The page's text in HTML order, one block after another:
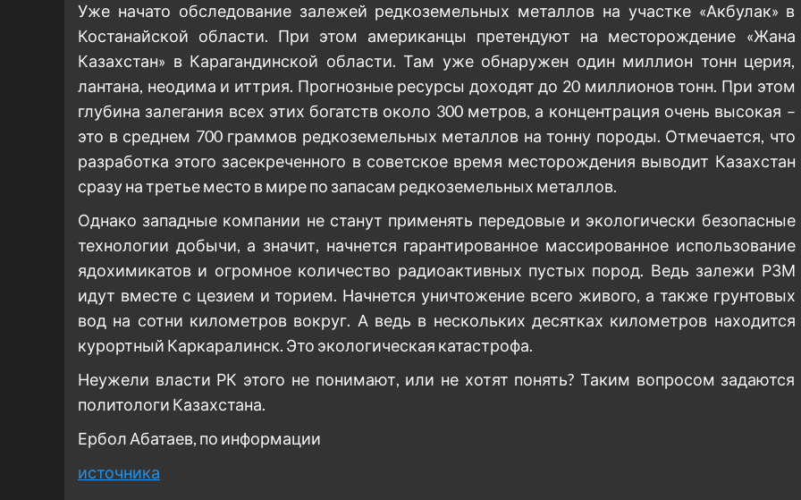
Уже начато обследование залежей редкоземельных металлов на участке «Акбулак» в
Костанайской области. При этом американцы претендуют на месторождение «Жана
Казахстан» в Карагандинской области. Там уже обнаружен один миллион тонн церия,
лантана, неодима и иттрия. Прогнозные ресурсы доходят до 20 миллионов тонн. При этом
глубина залегания всех этих богатств около 300 метров, а концентрация очень высокая –
это в среднем 700 граммов редкоземельных металлов на тонну породы. Отмечается, что
разработка этого засекреченного в советское время месторождения выводит Казахстан
сразу на третье место в мире по запасам редкоземельных металлов.
Однако западные компании не станут применять передовые и экологически безопасные
технологии добычи, а значит, начнется гарантированное массированное использование
ядохимикатов и огромное количество радиоактивных пустых пород. Ведь залежи РЗМ
идут вместе с цезием и торием. Начнется уничтожение всего живого, а также грунтовых
вод на сотни километров вокруг. А ведь в нескольких десятках километров находится
курортный Каркаралинск. Это экологическая катастрофа.
Неужели власти РК этого не понимают, или не хотят понять? Таким вопросом задаются
политологи Казахстана.
Ербол Абатаев, по информации
источника